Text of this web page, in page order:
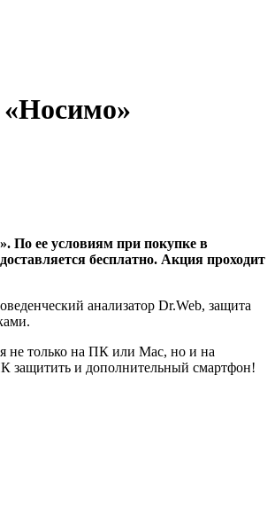
«Носимо»
По ее условиям при покупке в
бесплатно. Акция проходит
анализатор Dr.Web, защита
не только на ПК или Мас, но и на
защитить и дополнительный смартфон!